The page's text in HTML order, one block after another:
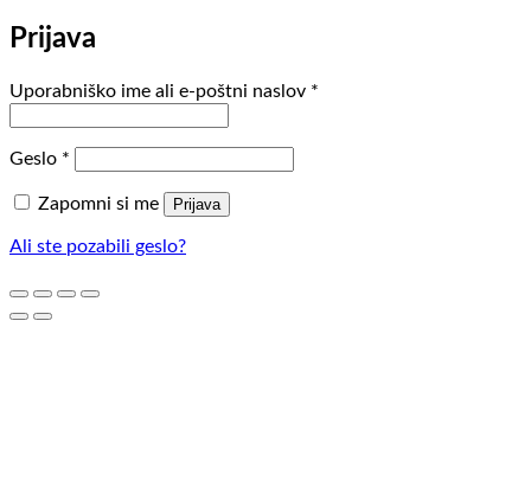
Prijava
Uporabniško ime ali e-poštni naslov *
Geslo *
Zapomni si me Prijava
Ali ste pozabili geslo?